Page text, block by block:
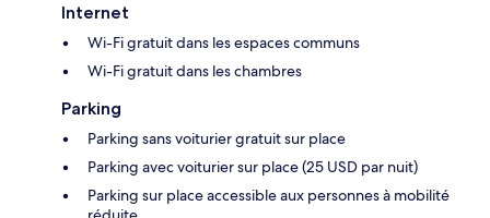
Internet
Wi-Fi gratuit dans les espaces communs
Wi-Fi gratuit dans les chambres
Parking
Parking sans voiturier gratuit sur place
Parking avec voiturier sur place (25 USD par nuit)
Parking sur place accessible aux personnes à mobilité